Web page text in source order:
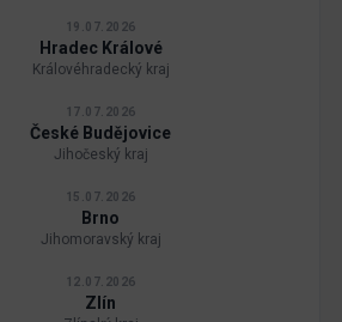
19.07.2026
Hradec Králové
Královéhradecký kraj
17.07.2026
České Budějovice
Jihočeský kraj
15.07.2026
Brno
Jihomoravský kraj
12.07.2026
Zlín